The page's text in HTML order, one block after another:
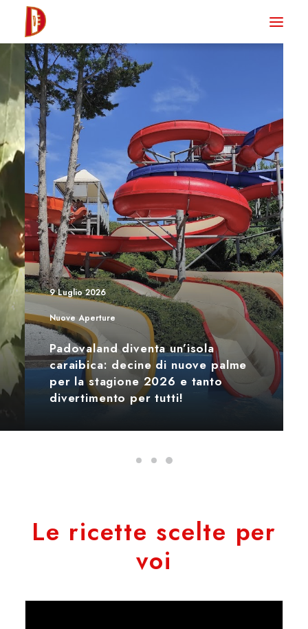
HOME
NEWS
DEGUSTA TV
LA RIVISTA
CONTATTI
CLUB DEGUSTA
STORE
RICERCA
9 Luglio 2026
Nuove Aperture
Padovaland diventa un’isola
caraibica: decine di nuove palme
per la stagione 2026 e tanto
divertimento per tutti!
Le ricette scelte per
voi